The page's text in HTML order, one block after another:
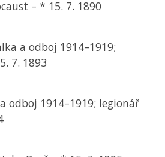
– * 15. 7. 1890
a odboj 1914–1919;
7. 1893
odboj 1914–1919; legionář